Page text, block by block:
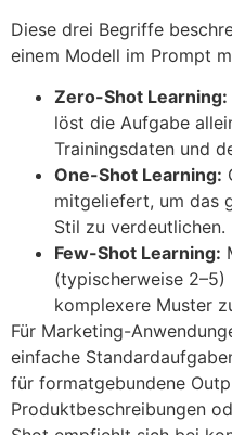
Diese drei Begriffe
einem Modell im Prompt
Zero-Shot Learning:
löst die Aufgabe
Trainingsdaten und
One-Shot Learning:
mitgeliefert, um das
Stil zu verdeutlichen.
Few-Shot Learning:
(typischerweise 2–5)
komplexere Muster
Für Marketing-
einfache
für formatgebundene
Produktbeschreibungen